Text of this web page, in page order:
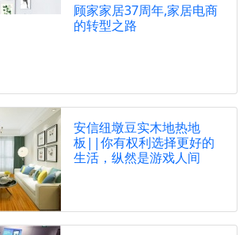
顾家家居37周年,家居电商
的转型之路
安信纽墩豆实木地热地
板||你有权利选择更好的
生活，纵然是游戏人间